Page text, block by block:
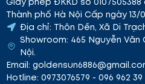
Thành phố Hà Nội Cấp ngày 13/
Địa chỉ: Thôn Dền, Xã Di
Showroom: 465 Nguyễn Văn
Nội.
Email:
Hotline: 0973076579 - 096 962 39